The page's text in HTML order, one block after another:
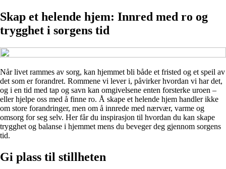
Skap et helende hjem: Innred med ro og
trygghet i sorgens tid
Når livet rammes av sorg, kan hjemmet bli både et fristed og et speil av
det som er forandret. Rommene vi lever i, påvirker hvordan vi har det,
og i en tid med tap og savn kan omgivelsene enten forsterke uroen –
eller hjelpe oss med å finne ro. Å skape et helende hjem handler ikke
om store forandringer, men om å innrede med nærvær, varme og
omsorg for seg selv. Her får du inspirasjon til hvordan du kan skape
trygghet og balanse i hjemmet mens du beveger deg gjennom sorgens
tid.
Gi plass til stillheten